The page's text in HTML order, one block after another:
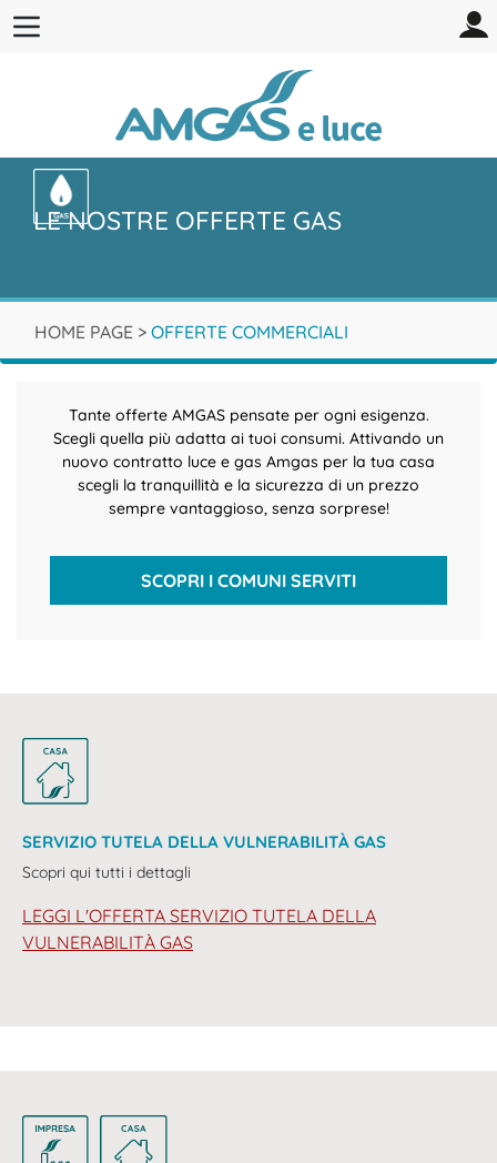
LE NOSTRE OFFERTE GAS
HOME PAGE > OFFERTE COMMERCIALI
Tante offerte AMGAS pensate per ogni esigenza.
Scegli quella più adatta ai tuoi consumi. Attivando un
nuovo contratto luce e gas Amgas per la tua casa
scegli la tranquillità e la sicurezza di un prezzo
sempre vantaggioso, senza sorprese!
SCOPRI I COMUNI SERVITI
SERVIZIO TUTELA DELLA VULNERABILITÀ GAS
Scopri qui tutti i dettagli
LEGGI L'OFFERTA SERVIZIO TUTELA DELLA
VULNERABILITÀ GAS